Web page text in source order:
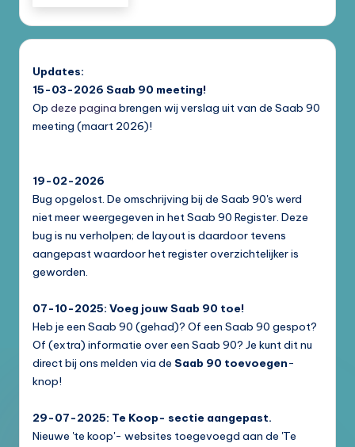
Updates:
15-03-2026 Saab 90 meeting!
Op deze pagina brengen wij verslag uit van de Saab 90
meeting (maart 2026)!
19-02-2026
Bug opgelost. De omschrijving bij de Saab 90's werd
niet meer weergegeven in het Saab 90 Register. Deze
bug is nu verholpen; de layout is daardoor tevens
aangepast waardoor het register overzichtelijker is
geworden.
07-10-2025: Voeg jouw Saab 90 toe!
Heb je een Saab 90 (gehad)? Of een Saab 90 gespot?
Of (extra) informatie over een Saab 90? Je kunt dit nu
direct bij ons melden via de Saab 90 toevoegen-
knop!
29-07-2025: Te Koop- sectie aangepast.
Nieuwe 'te koop'- websites toegevoegd aan de 'Te